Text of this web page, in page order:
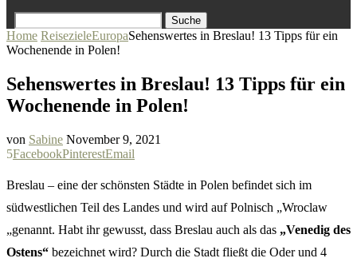
Suche
Home ReisezieleEuropaSehenswertes in Breslau! 13 Tipps für ein
Wochenende in Polen!
Sehenswertes in Breslau! 13 Tipps für ein
Wochenende in Polen!
von Sabine November 9, 2021
5FacebookPinterestEmail
Breslau – eine der schönsten Städte in Polen befindet sich im
südwestlichen Teil des Landes und wird auf Polnisch „Wroclaw
„genannt. Habt ihr gewusst, dass Breslau auch als das „Venedig des
Ostens“ bezeichnet wird? Durch die Stadt fließt die Oder und 4